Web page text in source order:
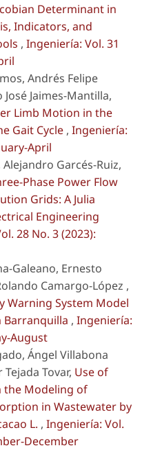
Determinant in
Indicators, and
, Ingeniería: Vol. 31
Andrés Felipe
Jaimes-Mantilla,
Limb Motion in the
Gait Cycle , Ingeniería:
April
Garcés-Ruiz,
Phase Power Flow
Grids: A Julia
Engineering
28 No. 3 (2023):
Galeano, Ernesto
Camargo-López ,
Warning System Model
, Ingeniería:
August
Ángel Villabona
Tovar, Use of
the Modeling of
in Wastewater by
L. , Ingeniería: Vol.
December